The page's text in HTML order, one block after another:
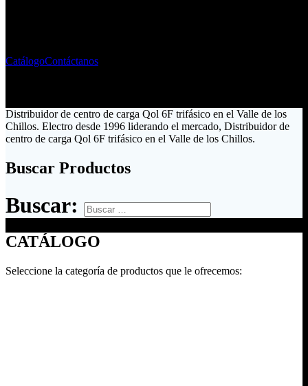
CatálogoContáctanos
Distribuidor de centro de carga Qol 6F trifásico en el Valle de los
Chillos. Electro desde 1996 liderando el mercado, Distribuidor de
centro de carga Qol 6F trifásico en el Valle de los Chillos.
Buscar Productos
Buscar:
CATÁLOGO
Seleccione la categoría de productos que le ofrecemos: